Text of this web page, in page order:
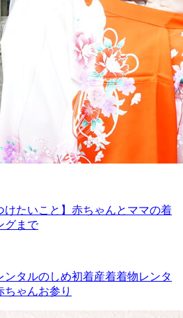
けたいこと】赤ちゃんとママの着
グまで
ンタルのしめ初着産着着物レンタ
ちゃんお参り